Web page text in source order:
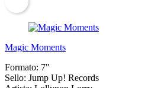
Magic Moments
Formato: 7"
Sello: Jump Up! Records